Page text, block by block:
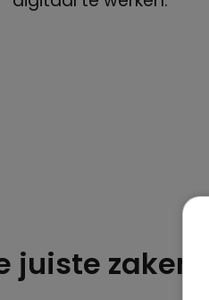
juiste zaken